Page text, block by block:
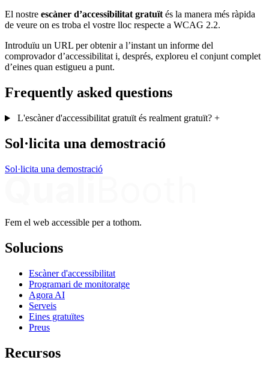
El nostre escàner d’accessibilitat gratuïtés la manera més ràpida
de veure on es troba el vostre lloc respecte a WCAG 2.2.
Introduïu un URL per obtenir a l’instant un informe del
comprovador d’accessibilitat i, després, exploreu el conjunt complet
d’eines quan estigueu a punt.
Frequently asked questions
L'escàner d'accessibilitat gratuït és realment gratuït? +
Sol·licita una demostració
Sol·licita una demostració
Fem el web accessible per a tothom.
Solucions
Escàner d'accessibilitat
Programari de monitoratge
Agora AI
Serveis
Eines gratuïtes
Preus
Recursos